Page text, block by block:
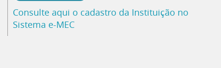
Consulte aqui o cadastro da Instituição no
Sistema e-MEC